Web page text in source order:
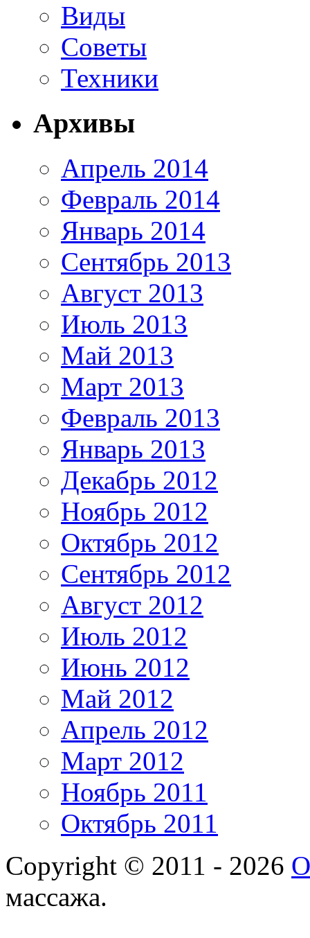
Виды
Советы
Техники
Архивы
Апрель 2014
Февраль 2014
Январь 2014
Сентябрь 2013
Август 2013
Июль 2013
Май 2013
Март 2013
Февраль 2013
Январь 2013
Декабрь 2012
Ноябрь 2012
Октябрь 2012
Сентябрь 2012
Август 2012
Июль 2012
Июнь 2012
Май 2012
Апрель 2012
Март 2012
Ноябрь 2011
Октябрь 2011
Copyright © 2011 - 2026
массажа.